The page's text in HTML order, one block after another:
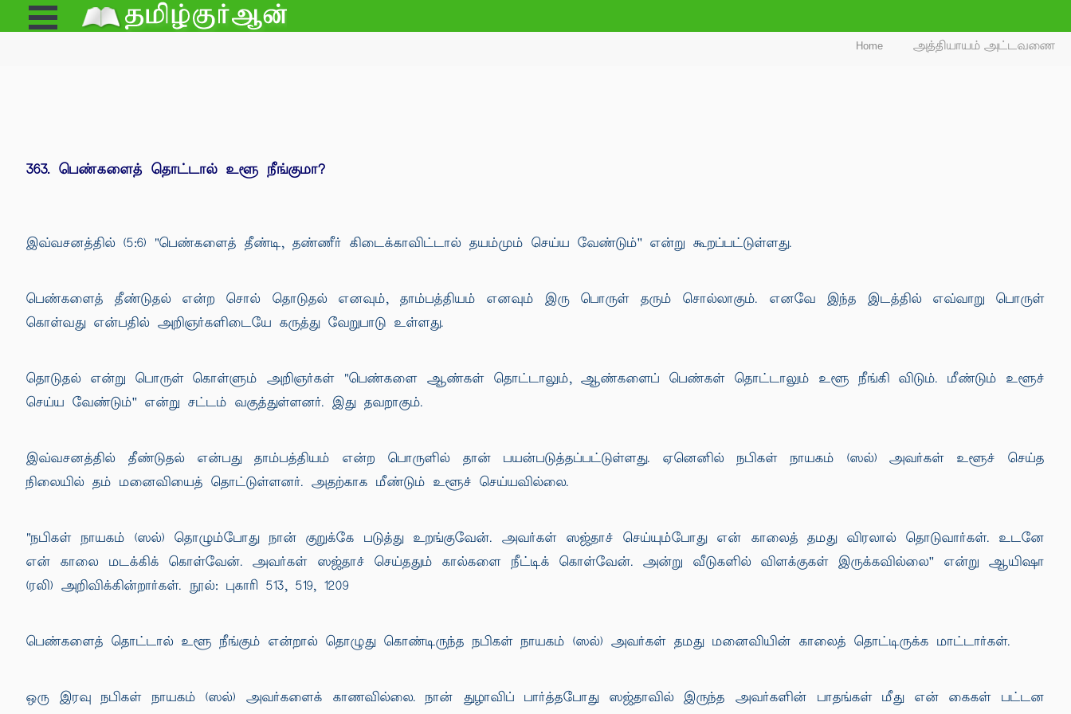
Open
Menu
Home அத்தியாயம் அட்டவணை
363. பெண்களைத் தொட்டால் உளூ நீங்குமா?
இவ்வசனத்தில் (5:6) "பெண்களைத் தீண்டி, தண்ணீர் கிடைக்காவிட்டால் தயம்மும் செய்ய வேண்டும்'' என்று கூறப்பட்டுள்ளது.
பெண்களைத் தீண்டுதல் என்ற சொல் தொடுதல் எனவும், தாம்பத்தியம் எனவும் இரு பொருள் தரும் சொல்லாகும். எனவே இந்த இடத்தில் எவ்வாறு பொருள்
கொள்வது என்பதில் அறிஞர்களிடையே கருத்து வேறுபாடு உள்ளது.
தொடுதல் என்று பொருள் கொள்ளும் அறிஞர்கள் "பெண்களை ஆண்கள் தொட்டாலும், ஆண்களைப் பெண்கள் தொட்டாலும் உளூ நீங்கி விடும். மீண்டும் உளூச்
செய்ய வேண்டும்'' என்று சட்டம் வகுத்துள்ளனர். இது தவறாகும்.
இவ்வசனத்தில் தீண்டுதல் என்பது தாம்பத்தியம் என்ற பொருளில் தான் பயன்படுத்தப்பட்டுள்ளது. ஏனெனில் நபிகள் நாயகம் (ஸல்) அவர்கள் உளூச் செய்த
நிலையில் தம் மனைவியைத் தொட்டுள்ளனர். அதற்காக மீண்டும் உளூச் செய்யவில்லை.
"நபிகள் நாயகம் (ஸல்) தொழும்போது நான் குறுக்கே படுத்து உறங்குவேன். அவர்கள் ஸஜ்தாச் செய்யும்போது என் காலைத் தமது விரலால் தொடுவார்கள். உடனே
என் காலை மடக்கிக் கொள்வேன். அவர்கள் ஸஜ்தாச் செய்ததும் கால்களை நீட்டிக் கொள்வேன். அன்று வீடுகளில் விளக்குகள் இருக்கவில்லை'' என்று ஆயிஷா
(ரலி) அறிவிக்கின்றார்கள். நூல்: புகாரி 513, 519, 1209
பெண்களைத் தொட்டால் உளூ நீங்கும் என்றால் தொழுது கொண்டிருந்த நபிகள் நாயகம் (ஸல்) அவர்கள் தமது மனைவியின் காலைத் தொட்டிருக்க மாட்டார்கள்.
ஒரு இரவு நபிகள் நாயகம் (ஸல்) அவர்களைக் காணவில்லை. நான் துழாவிப் பார்த்தபோது ஸஜ்தாவில் இருந்த அவர்களின் பாதங்கள் மீது என் கைகள் பட்டன